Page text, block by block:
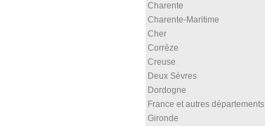
Charente
Charente-Maritime
Cher
Corrèze
Creuse
Deux Sèvres
Dordogne
France et autres départements
Gironde